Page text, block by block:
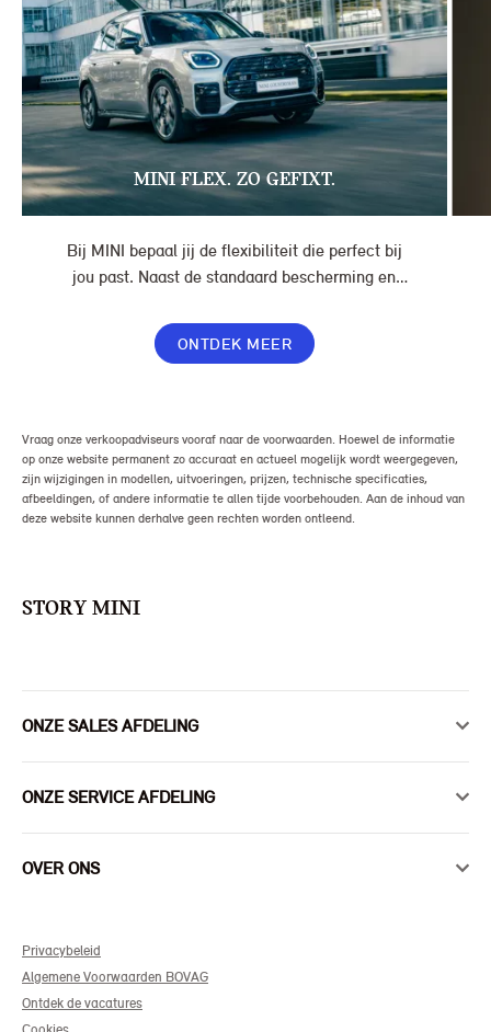
MINI FLEX. ZO GEFIXT.
Bij MINI bepaal jij de flexibiliteit die perfect bij
jou past. Naast de standaard bescherming en
lease nog meer flexibiliteit met Switch of Flex
Premium.
ONTDEK MEER
Vraag onze verkoopadviseurs vooraf naar de voorwaarden. Hoewel de informatie
op onze website permanent zo accuraat en actueel mogelijk wordt weergegeven,
zijn wijzigingen in modellen, uitvoeringen, prijzen, technische specificaties,
afbeeldingen, of andere informatie te allen tijde voorbehouden. Aan de inhoud van
deze website kunnen derhalve geen rechten worden ontleend.
STORY MINI
ONZE SALES AFDELING
ONZE SERVICE AFDELING
OVER ONS
Privacybeleid
Algemene Voorwaarden BOVAG
Ontdek de vacatures